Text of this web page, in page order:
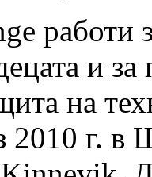
работи
и
на
2010 г. в